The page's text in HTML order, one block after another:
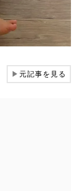
▶元記事を見る